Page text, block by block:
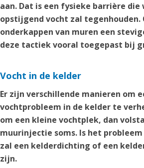
aan. Dat is een fysieke barrière die
opstijgend vocht zal tegenhouden.
onderkappen van muren een
deze tactiek vooral toegepast bij
Vocht in de kelder
Er zijn verschillende manieren om
vochtprobleem in de kelder te
om een kleine vochtplek, dan
muurinjectie soms. Is het
zal een kelderdichting of een
zijn.